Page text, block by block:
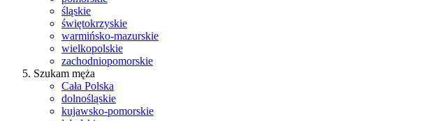
śląskie
świętokrzyskie
warmińsko-mazurskie
wielkopolskie
zachodniopomorskie
Szukam męża
Cała Polska
dolnośląskie
kujawsko-pomorskie